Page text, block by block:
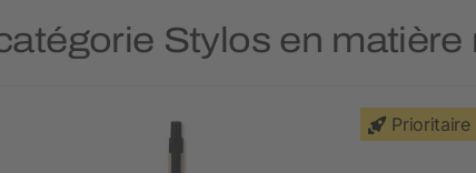
Stylos en matière
Prioritaire